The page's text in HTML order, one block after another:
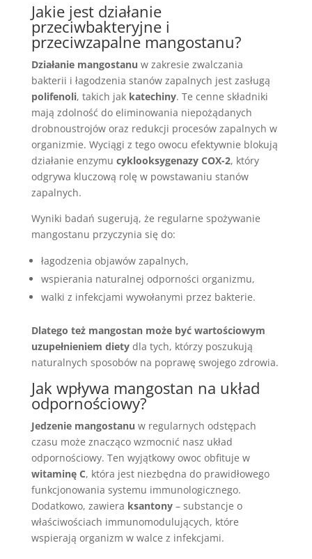
Jakie jest działanie
przeciwbakteryjne i
przeciwzapalne mangostanu?
Działanie mangostanu w zakresie zwalczania
bakterii i łagodzenia stanów zapalnych jest zasługą
polifenoli, takich jak katechiny. Te cenne składniki
mają zdolność do eliminowania niepożądanych
drobnoustrojów oraz redukcji procesów zapalnych w
organizmie. Wyciągi z tego owocu efektywnie blokują
działanie enzymu cyklooksygenazy COX-2, który
odgrywa kluczową rolę w powstawaniu stanów
zapalnych.
Wyniki badań sugerują, że regularne spożywanie
mangostanu przyczynia się do:
łagodzenia objawów zapalnych,
wspierania naturalnej odporności organizmu,
walki z infekcjami wywołanymi przez bakterie.
Dlatego też mangostan może być wartościowym
uzupełnieniem dietydla tych, którzy poszukują
naturalnych sposobów na poprawę swojego zdrowia.
Jak wpływa mangostan na układ
odpornościowy?
Jedzenie mangostanu w regularnych odstępach
czasu może znacząco wzmocnić nasz układ
odpornościowy. Ten wyjątkowy owoc obfituje w
witaminę C, która jest niezbędna do prawidłowego
funkcjonowania systemu immunologicznego.
Dodatkowo, zawiera ksantony– substancje o
właściwościach immunomodulujących, które
wspierają organizm w walce z infekcjami.